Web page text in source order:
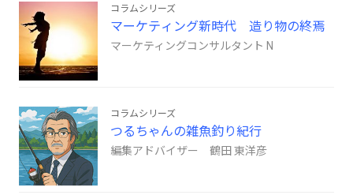
コラムシリーズ
マーケティング新時代 造り物の終焉
マーケティングコンサルタント N
コラムシリーズ
つるちゃんの雑魚釣り紀行
編集アドバイザー 鶴田 東洋彦